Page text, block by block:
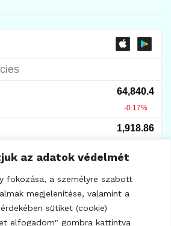
az adatok védelmét
fokozása, a személyre szabott
megjelenítése, valamint a
sütiket (cookie)
elfogadom" gombra kattintva
KRIPTO TUDÁSTÁR
miért ér sok